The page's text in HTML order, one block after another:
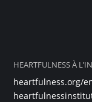
HEARTFULNESS À
heartfulness.org/